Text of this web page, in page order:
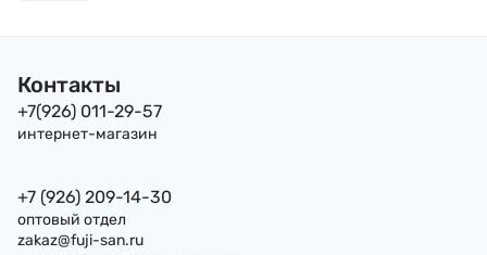
Контакты
+7(926) 011-29-57
интернет-магазин
+7 (926) 209-14-30
оптовый отдел
zakaz@fuji-san.ru